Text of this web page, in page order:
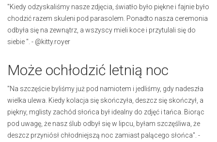
"Kiedy odzyskaliśmy nasze zdjęcia, światło było piękne i fajnie było
chodzić razem skuleni pod parasolem. Ponadto nasza ceremonia
odbyła się na zewnątrz, a wszyscy mieli koce i przytulali się do
siebie ". - @kitty.royer
Może ochłodzić letnią noc
"Na szczęście byliśmy już pod namiotem i jedliśmy, gdy nadeszła
wielka ulewa. Kiedy kolacja się skończyła, deszcz się skończył, a
piękny, mglisty zachód słońca był idealny do zdjęć i tańca. Biorąc
pod uwagę, że nasz ślub odbył się w lipcu, byłam szczęśliwa, że
deszcz przyniósł chłodniejszą noc zamiast palącego słońca". -